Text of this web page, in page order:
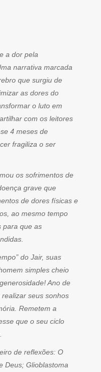
a dor pela
narrativa marcada
que surgiu de
as dores do
o luto em
com os leitores
4 meses de
fragiliza o ser
os sofrimentos de
grave que
de dores físicas e
ao mesmo tempo
para que as
do Jair, suas
simples cheio
Ano de
seus sonhos
Remetem a
que o seu ciclo
de reflexões: O
Deus; Glioblastoma